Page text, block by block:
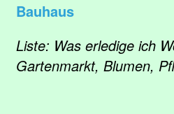
Bauhaus
Liste: Was erledige ich
Gartenmarkt, Blumen,